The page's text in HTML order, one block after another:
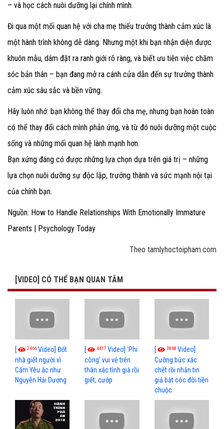
– và học cách nuôi dưỡng lại chính mình.
Đi qua một mối quan hệ với cha mẹ thiếu trưởng thành cảm xúc là
một hành trình không dễ dàng. Nhưng một khi bạn nhận diện được
khuôn mẫu, dám đặt ra ranh giới rõ ràng, và biết ưu tiên việc chăm
sóc bản thân – bạn đang mở ra cánh cửa dẫn đến sự trưởng thành
cảm xúc sâu sắc và bền vững.
Hãy luôn nhớ: bạn không thể thay đổi cha mẹ, nhưng bạn hoàn toàn
có thể thay đổi cách mình phản ứng, và từ đó nuôi dưỡng một cuộc
sống và những mối quan hệ lành mạnh hơn.
Bạn xứng đáng có được những lựa chọn dựa trên giá trị – những
lựa chọn nuôi dưỡng sự độc lập, trưởng thành và sức mạnh nội tại
của chính bạn.
Nguồn: How to Handle Relationships With Emotionally Immature
Parents | Psychology Today
Theo tamlyhoctoipham.com
[VIDEO] CÓ THỂ BẠN QUAN TÂM
[ 2466Video] Đốt
nhà giết người vì
Cấm Yêu ác như
Nguyễn Hải Dương
[ 4417Video] 'Phi
công' vui vẻ trên
thân xác tình già rồi
giết, cướp
[ 3868 Video]
Cưỡng bức xác
chết rồi nhắn tin
giả bắt cóc đòi tiền
chuộc